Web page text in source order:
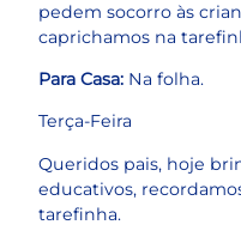
pedem socorro às
caprichamos na
Para Casa: Na folha.
Terça-Feira
Queridos pais, hoje
educativos,
tarefinha.